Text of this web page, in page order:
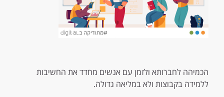
הכמיהה לחברותא ולזמן עם אנשים מחדד את החשיבות
ללמידה בקבוצות ולא במליאה גדולה.